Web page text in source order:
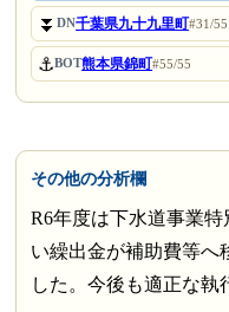
⏬DN千葉県九十九里町#31/55
⚓BOT熊本県錦町#55/55
その他の分析欄
R6年度は下水道事業
い繰出金が補助費等へ
した。今後も適正な執